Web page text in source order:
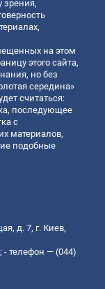
зрения,
на этом
этого сайта,
но без
середина»
считаться:
последующее
с
материалов,
подобные
д. 7, г. Киев,
; - телефон — (044)